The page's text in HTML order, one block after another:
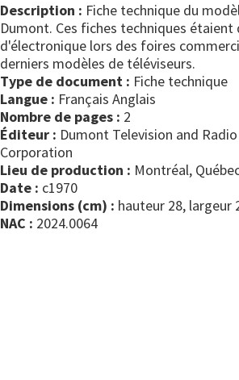
Description : Fiche technique du
Dumont. Ces fiches techniques
d'électronique lors des foires
derniers modèles de téléviseurs.
Type de document :
fiche technique
Langue : Français Anglais
Nombre de pages : 2
Éditeur : Dumont Television and
Corporation
Lieu de production : Montréal,
Date : c1970
Dimensions (cm) : hauteur 28, largeur
NAC : 2024.0064